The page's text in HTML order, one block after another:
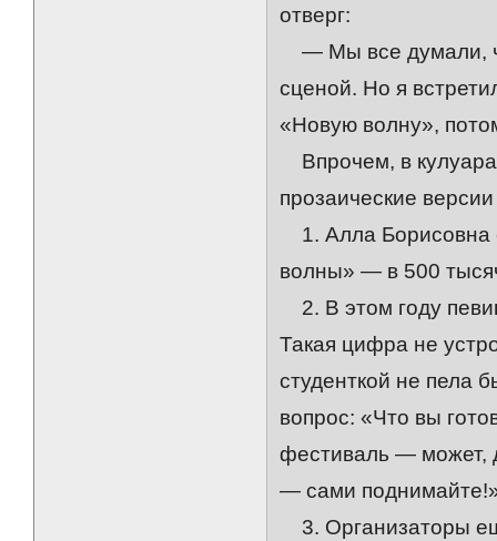
отверг:
— Мы все думали,
сценой. Но я
«Новую волну»,
Впрочем, в
прозаические
1. Алла Борисовна
волны» — в 500
2. В этом году
Такая цифра не
студенткой не пела
вопрос: «Что вы
фестиваль — может,
— сами
3. Организаторы